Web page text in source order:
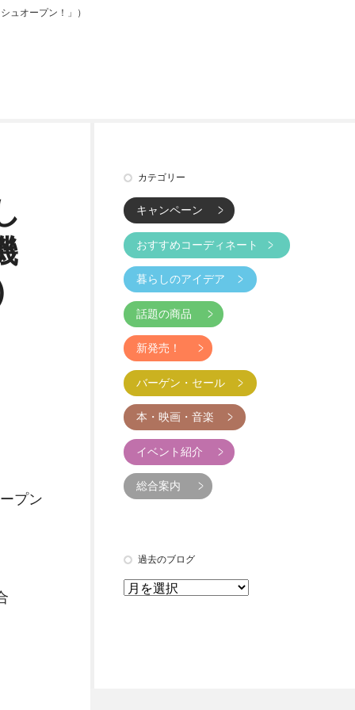
ュオープン！」）
プン
カテゴリー
キャンペーン
おすすめコーディネート
暮らしのアイデア
話題の商品
新発売！
バーゲン・セール
本・映画・音楽
イベント紹介
総合案内
過去のブログ